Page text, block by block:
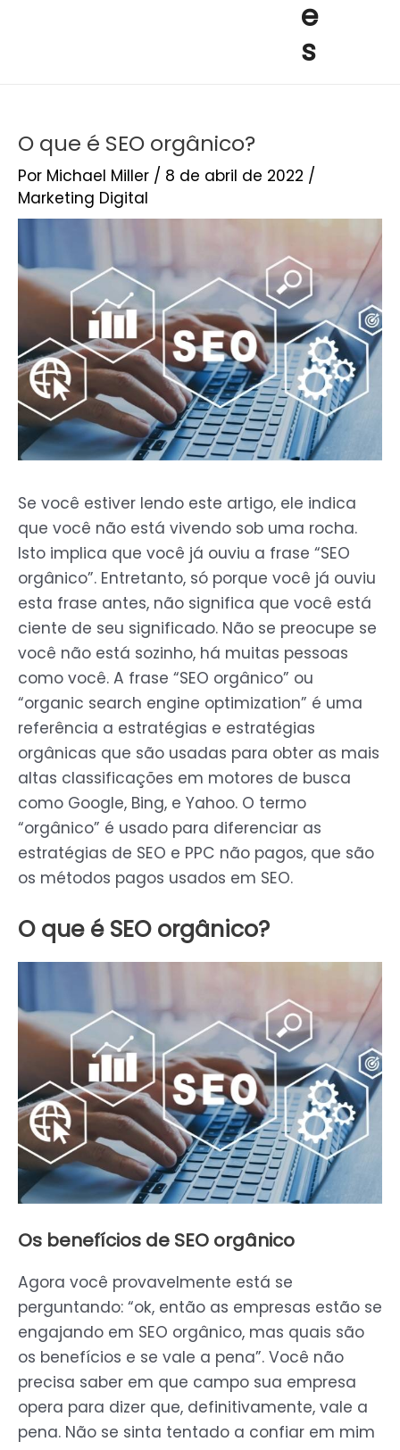
e
s
O que é SEO orgânico?
Por Michael Miller / 8 de abril de 2022 /
Marketing Digital
Se você estiver lendo este artigo, ele indica
que você não está vivendo sob uma rocha.
Isto implica que você já ouviu a frase “SEO
orgânico”. Entretanto, só porque você já ouviu
esta frase antes, não significa que você está
ciente de seu significado. Não se preocupe se
você não está sozinho, há muitas pessoas
como você. A frase “SEO orgânico” ou
“organic search engine optimization” é uma
referência a estratégias e estratégias
orgânicas que são usadas para obter as mais
altas classificações em motores de busca
como Google, Bing, e Yahoo. O termo
“orgânico” é usado para diferenciar as
estratégias de SEO e PPC não pagos, que são
os métodos pagos usados em SEO.
O que é SEO orgânico?
Os benefícios de SEO orgânico
Agora você provavelmente está se
perguntando: “ok, então as empresas estão se
engajando em SEO orgânico, mas quais são
os benefícios e se vale a pena”. Você não
precisa saber em que campo sua empresa
opera para dizer que, definitivamente, vale a
pena. Não se sinta tentado a confiar em mim